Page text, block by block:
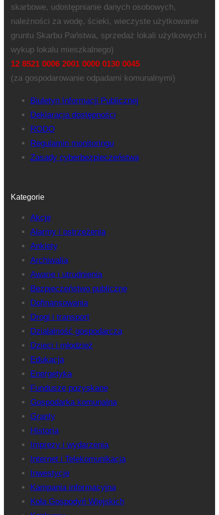
skarbowe, udostępnianie danych osobowych,
należności za wodę, ścieki, wieczyste użytkowanie
gruntu Skarbu Państwa, sprzedaż lokali użytkowych i
wykup lokalu mieszkalnego)
12 8521 0006 2001 0000 0130 0045
(za gospodarowanie odpadami komunalnymi)
Biuletyn Informacji Publicznej
Deklaracja dostępności
RODO
Regulamin monitoringu
Zasady cyberbezpieczeństwa
Kategorie
Akcje
Alarmy i ostrzeżenia
Ankiety
Archiwalia
Awarie i utrudnienia
Bezpieczeństwo publiczne
Dofinansowania
Drogi i transport
Działalność gospodarcza
Dzieci i młodzież
Edukacja
Energetyka
Fundusze pozyskane
Gospodarka komunalna
Granty
Historia
Imprezy i wydarzenia
Internet i Telekomunikacja
Inwestycje
Kampania informacyjna
Koła Gospodyń Wiejskich